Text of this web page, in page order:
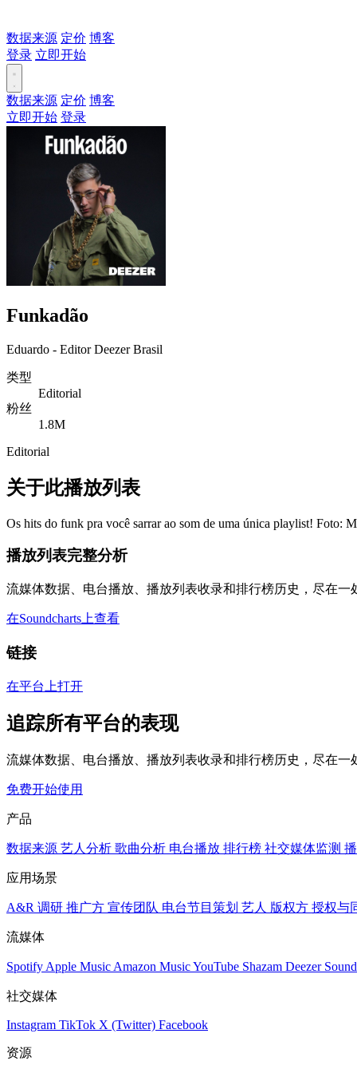
数据来源 定价 博客
登录 立即开始
数据来源 定价 博客
立即开始 登录
Funkadão
Eduardo - Editor Deezer Brasil
类型
Editorial
粉丝
1.8M
Editorial
关于此播放列表
Os hits do funk pra você sarrar ao som de uma única playlist! Foto:
播放列表完整分析
流媒体数据、电台播放、播放列表收录和排行榜历史，尽在一
在Soundcharts上查看
链接
在平台上打开
追踪所有平台的表现
流媒体数据、电台播放、播放列表收录和排行榜历史，尽在一
免费开始使用
产品
数据来源 艺人分析 歌曲分析 电台播放 排行榜 社交媒体监测
应用场景
A&R 调研 推广方 宣传团队 电台节目策划 艺人 版权方 授权与
流媒体
Spotify Apple Music Amazon MusicYouTube Shazam Deezer
社交媒体
Instagram TikTok X (Twitter) Facebook
资源